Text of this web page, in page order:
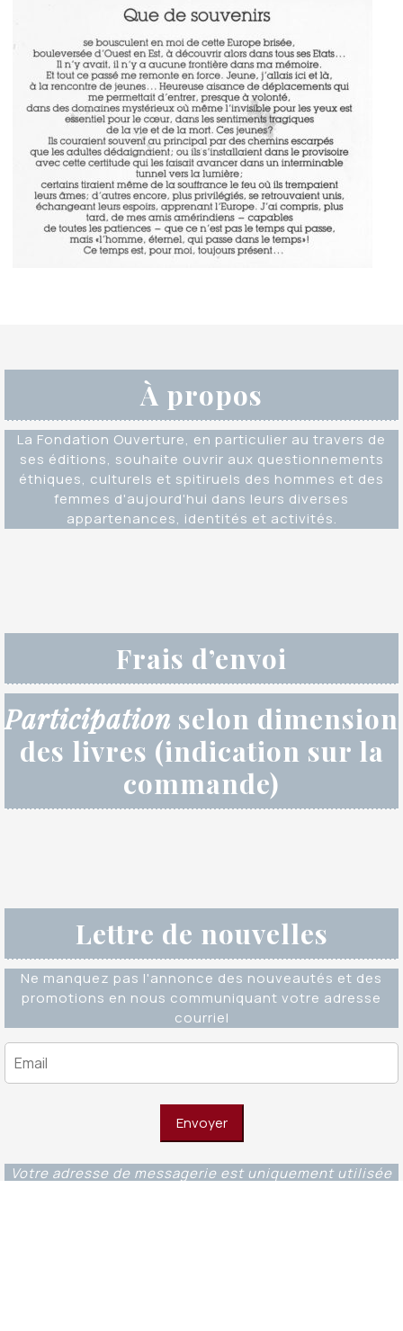
À propos
La Fondation Ouverture, en particulier au travers de
ses éditions, souhaite ouvrir aux questionnements
éthiques, culturels et spitiruels des hommes et des
femmes d'aujourd'hui dans leurs diverses
appartenances, identités et activités.
Frais d’envoi
Participation selon dimension
des livres (indication sur la
commande)
Lettre de nouvelles
Ne manquez pas l'annonce des nouveautés et des
promotions en nous communiquant votre adresse
courriel
Votre adresse de messagerie est uniquement utilisée